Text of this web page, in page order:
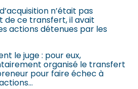
n’était pas
de ce transfert, il avait
actions détenues par les
le juge : pour eux,
organisé le transfert
pour faire échec à